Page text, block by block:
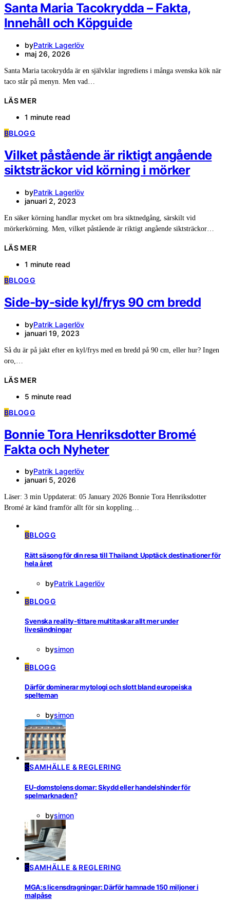
Santa Maria Tacokrydda – Fakta,
Innehåll och Köpguide
byPatrik Lagerlöv
maj 26, 2026
Santa Maria tacokrydda är en självklar ingrediens i många svenska kök när
taco står på menyn. Men vad…
LÄS MER
1 minute read
BBLOGG
Vilket påstående är riktigt angående
siktsträckor vid körning i mörker
byPatrik Lagerlöv
januari 2, 2023
En säker körning handlar mycket om bra siktnedgång, särskilt vid
mörkerkörning. Men, vilket påstående är riktigt angående siktsträckor…
LÄS MER
1 minute read
BBLOGG
Side-by-side kyl/frys 90 cm bredd
byPatrik Lagerlöv
januari 19, 2023
Så du är på jakt efter en kyl/frys med en bredd på 90 cm, eller hur? Ingen
oro,…
LÄS MER
5 minute read
BBLOGG
Bonnie Tora Henriksdotter Bromé
Fakta och Nyheter
byPatrik Lagerlöv
januari 5, 2026
Läser: 3 min Uppdaterat: 05 January 2026 Bonnie Tora Henriksdotter
Bromé är känd framför allt för sin koppling…
BBLOGG
Rätt säsong för din resa till Thailand: Upptäck destinationer för
hela året
byPatrik Lagerlöv
BBLOGG
Svenska reality-tittare multitaskar allt mer under
livesändningar
bysimon
BBLOGG
Därför dominerar mytologi och slott bland europeiska
spelteman
bysimon
SSAMHÄLLE & REGLERING
EU-domstolens domar: Skydd eller handelshinder för
spelmarknaden?
bysimon
SSAMHÄLLE & REGLERING
MGA:s licensdragningar: Därför hamnade 150 miljoner i
malpåse